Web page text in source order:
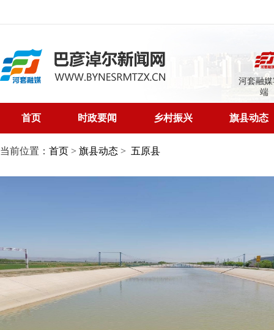
河套融
端
首页 时政要闻 乡村振兴 旗县动态
当前位置： 首页 > 旗县动态 > 五原县